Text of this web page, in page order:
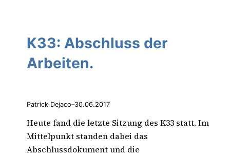
K33: Abschluss der
Arbeiten.
Patrick Dejaco–30.06.2017
Heute fand die letzte Sitzung des K33 statt. Im
Mittelpunkt standen dabei das
Abschlussdokument und die